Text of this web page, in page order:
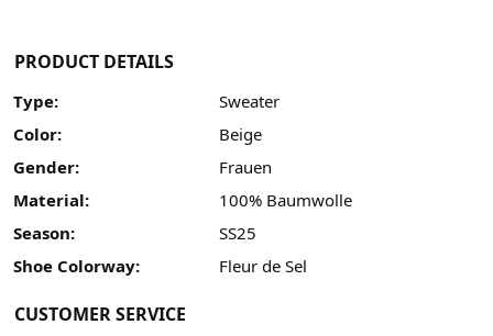
PRODUCT DETAILS
Type:
Sweater
Color:
Beige
Gender:
Frauen
Material:
100% Baumwolle
Season:
SS25
Shoe Colorway:
Fleur de Sel
CUSTOMER SERVICE